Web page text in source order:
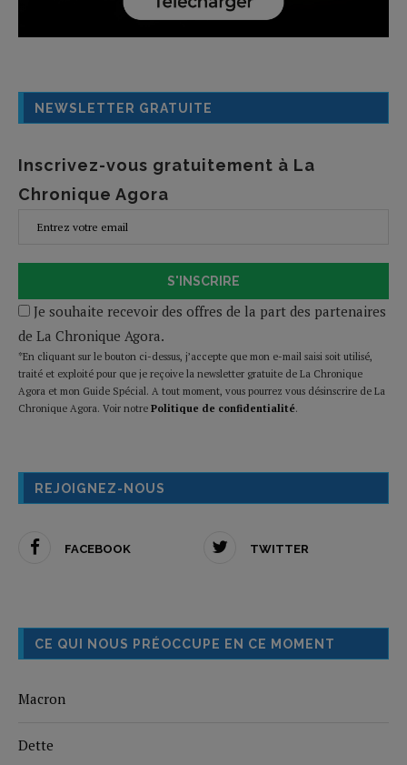
NEWSLETTER GRATUITE
Inscrivez-vous gratuitement à La
Chronique Agora
S'INSCRIRE
Je souhaite recevoir des offres de la part des partenaires
de La Chronique Agora.
*En cliquant sur le bouton ci-dessus, j’accepte que mon e-mail saisi soit utilisé,
traité et exploité pour que je reçoive la newsletter gratuite de La Chronique
Agora et mon Guide Spécial. A tout moment, vous pourrez vous désinscrire de La
Chronique Agora. Voir notre Politique de confidentialité.
REJOIGNEZ-NOUS
FACEBOOK TWITTER
CE QUI NOUS PRÉOCCUPE EN CE MOMENT
Macron
Dette